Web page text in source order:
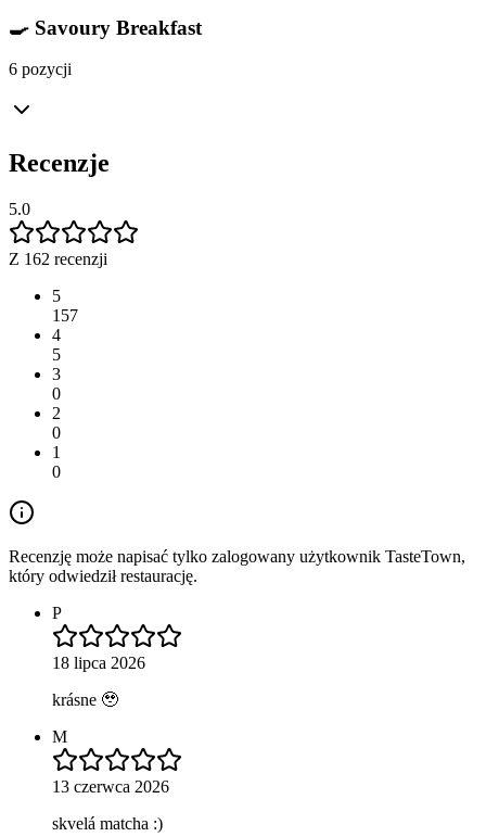
🍳 Savoury Breakfast
6 pozycji
Recenzje
5.0
Z 162 recenzji
5
157
4
5
3
0
2
0
1
0
Recenzję może napisać tylko zalogowany użytkownik TasteTown,
który odwiedził restaurację.
P
18 lipca 2026
krásne 🥹
M
13 czerwca 2026
skvelá matcha :)